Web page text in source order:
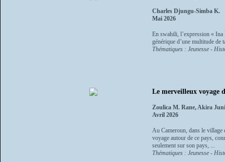
Charles Djungu-Simba K.
Mai 2026
En swahili, l’expression « Ina
générique d’une multitude
Thématiques : Jeunesse -
Le merveilleux voyage
Zoulica M. Rane, Akira
Avril 2026
Au Cameroun, dans le village
voyage autour de ce pays,
seulement sur son pays, ...
Thématiques : Jeunesse -